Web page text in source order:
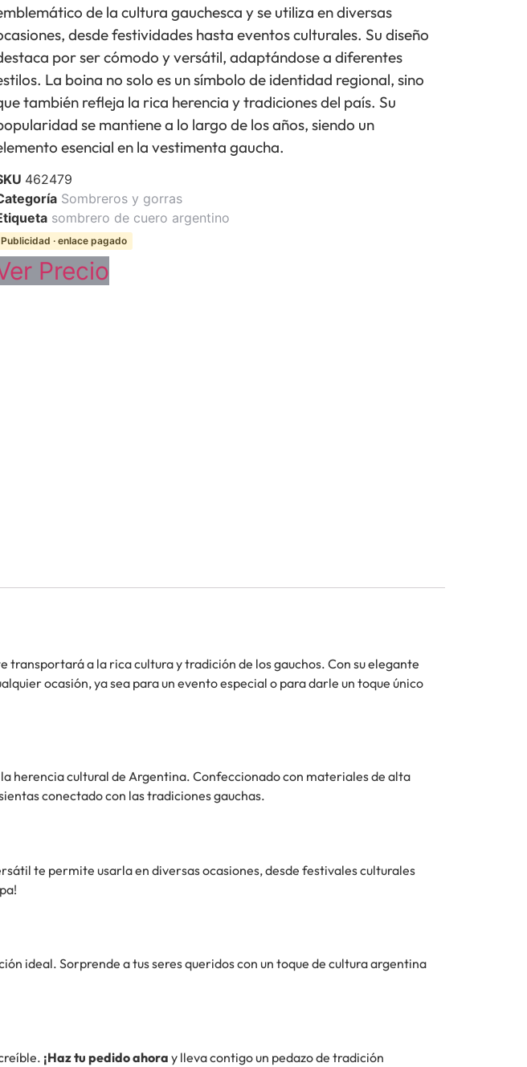
de la cultura gauchesca y se utiliza en diversas
desde festividades hasta eventos culturales. Su diseño
por ser cómodo y versátil, adaptándose a diferentes
La boina no solo es un símbolo de identidad regional, sino
también refleja la rica herencia y tradiciones del país. Su
se mantiene a lo largo de los años, siendo un
esencial en la vestimenta gaucha.
462479
Sombreros y gorras
sombrero de cuero argentino
Publicidad · enlace pagado
Precio
transportará a la rica cultura y tradición de los gauchos. Con su elegante
ocasión, ya sea para un evento especial o para darle un toque único
herencia cultural de Argentina. Confeccionado con materiales de alta
conectado con las tradiciones gauchas.
te permite usarla en diversas ocasiones, desde festivales culturales
ideal. Sorprende a tus seres queridos con un toque de cultura argentina
¡Haz tu pedido ahora y lleva contigo un pedazo de tradición